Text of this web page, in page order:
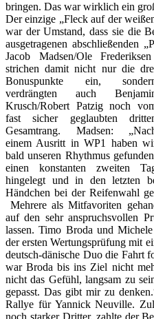
bringen. Das war wirklich ein
Der einzige „Fleck auf der
war der Umstand, dass sie die
ausgetragenen abschließenden
Jacob Madsen/Ole
strichendamit nicht nur die
Bonuspunkte ein,
verdrängten auch
Krusch/Robert Patzig noch
fast sicher geglaubten
Gesamtrang. Madsen:
einem Ausritt in WP1 haben
bald unseren Rhythmus
einen konstanten zweiten
hingelegt und in den letzten
Händchen bei der Reifenwahl
Mehrere als Mitfavoriten
auf den sehr anspruchsvollen
lassen. Timo Broda und
der ersten Wertungsprüfung mit
deutsch-dänische Duo die Fahrt
war Broda bis ins Ziel nicht
nicht das Gefühl, langsam zu
gepasst. Das gibt mir zu
Rallye für Yannick Neuville.
noch starker Dritter, zahlte der